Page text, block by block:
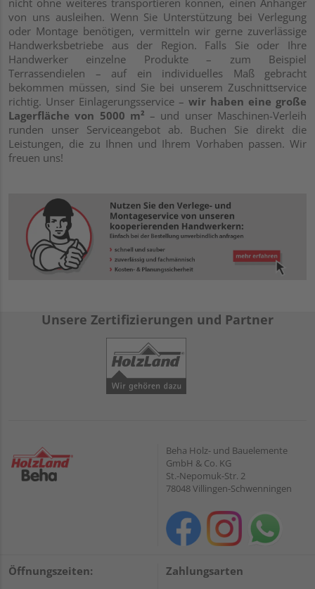
von uns ausleihen. Wenn Sie Unterstützung bei Verlegung
oder Montage benötigen, vermitteln wir gerne zuverlässige
Handwerksbetriebe aus der Region. Falls Sie oder Ihre
Handwerker einzelne Produkte – zum Beispiel
Terrassendielen – auf ein individuelles Maß gebracht
bekommen müssen, sind Sie bei unserem Zuschnittservice
richtig. Unser Einlagerungsservice – wir haben eine große
Lagerfläche von 5000 m² – und unser Maschinen-Verleih
runden unser Serviceangebot ab. Buchen Sie direkt die
Leistungen, die zu Ihnen und Ihrem Vorhaben passen. Wir
freuen uns!
Unsere Zertifizierungen und Partner
Beha Holz- und Bauelemente
GmbH & Co. KG
St.-Nepomuk-Str. 2
78048 Villingen-Schwenningen
Öffnungszeiten: Zahlungsarten